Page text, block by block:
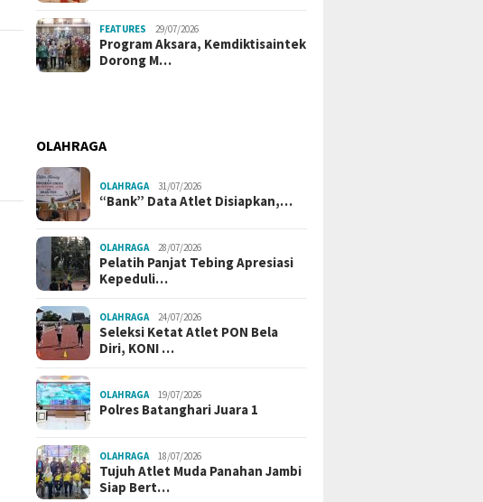
FEATURES 29/07/2026
Program Aksara, Kemdiktisaintek
Dorong M…
OLAHRAGA
OLAHRAGA 31/07/2026
“Bank” Data Atlet Disiapkan,…
OLAHRAGA 28/07/2026
Pelatih Panjat Tebing Apresiasi
Kepeduli…
OLAHRAGA 24/07/2026
Seleksi Ketat Atlet PON Bela
Diri, KONI …
OLAHRAGA 19/07/2026
Polres Batanghari Juara 1
OLAHRAGA 18/07/2026
Tujuh Atlet Muda Panahan Jambi
Siap Bert…